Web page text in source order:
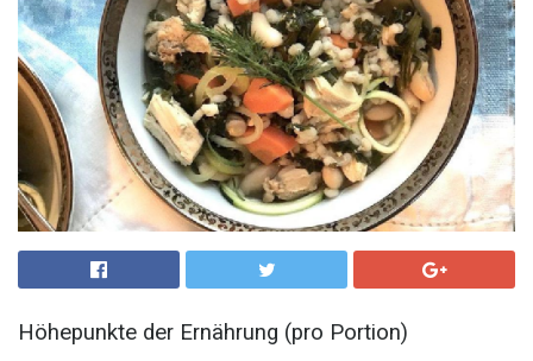
Höhepunkte der Ernährung (pro Portion)